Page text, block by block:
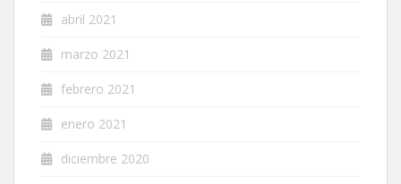
abril 2021
marzo 2021
febrero 2021
enero 2021
diciembre 2020